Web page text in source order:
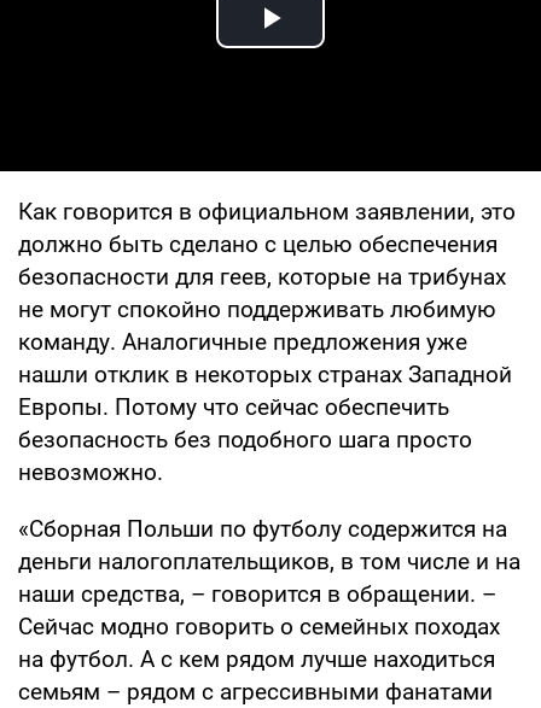
Play Video
Как говорится в официальном заявлении, это
должно быть сделано с целью обеспечения
безопасности для геев, которые на трибунах
не могут спокойно поддерживать любимую
команду. Аналогичные предложения уже
нашли отклик в некоторых странах Западной
Европы. Потому что сейчас обеспечить
безопасность без подобного шага просто
невозможно.
«Сборная Польши по футболу содержится на
деньги налогоплательщиков, в том числе и на
наши средства, – говорится в обращении. –
Сейчас модно говорить о семейных походах
на футбол. А с кем рядом лучше находиться
семьям – рядом с агрессивными фанатами